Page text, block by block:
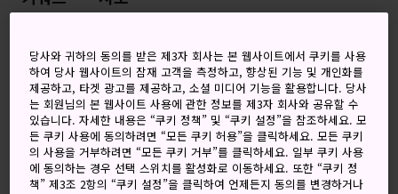
오염되지 않은 섬 안식처에서 트레
킹, 스노클링, 그리고 슬로우 라이
프 즐기기
치치지마
섬 남쪽으로 50km 떨어진 곳에 위치한 하하지마
는오가사와라 제도
에서 세 번째로 큰 섬입니다. 하하지마
당사와 귀하의 동의를 받은 제3자 회사는 본 웹사이트에서 쿠키를 사용
하여 당사 웹사이트의 잠재 고객을 측정하고, 향상된 기능 및 개인화를
제공하고, 타겟 광고를 제공하고, 소셜 미디어 기능을 활용합니다. 당사
는 회원님의 본 웹사이트 사용에 관한 정보를 제3자 회사와 공유할 수
있습니다. 자세한 내용은 “쿠키 정책” 및 “쿠키 설정”을 참조하세요. 모
든 쿠키 사용에 동의하려면 “모든 쿠키 허용”을 클릭하세요. 모든 쿠키
의 사용을 거부하려면 “모든 쿠키 거부”를 클릭하세요. 일부 쿠키 사용
에 동의하는 경우 선택 스위치를 활성화로 이동하세요. 또한 “쿠키 정
책” 제3조 2항의 “쿠키 설정”을 클릭하여 언제든지 동의를 변경하거나